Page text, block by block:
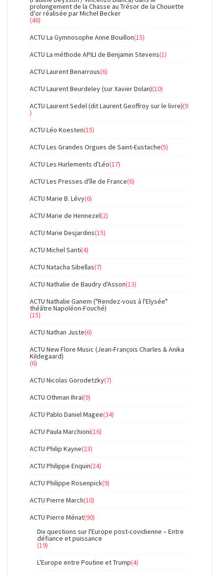
prolongement de la Chasse au Trésor de la Chouette
d'or réalisée par Michel Becker
(46)
ACTU La Gymnosophe Anne Bouillon(15)
ACTU La méthode APILI de Benjamin Stevens(1)
ACTU Laurent Benarrous(6)
ACTU Laurent Beurdeley (sur Xavier Dolan)(10)
ACTU Laurent Sedel (dit Laurent Geoffroy sur le livre)(9
)
ACTU Léo Koesten(15)
ACTU Les Grandes Orgues de Saint-Eustache(5)
ACTU Les Hurlements d'Léo(17)
ACTU Les Presses d'île de France(6)
ACTU Marie B. Lévy(6)
ACTU Marie de Hennezel(2)
ACTU Marie Desjardins(15)
ACTU Michel Santi(4)
ACTU Natacha Sibellas(7)
ACTU Nathalie de Baudry d'Asson(13)
ACTU Nathalie Ganem ("Rendez-vous à l'Elysée"
théâtre Napoléon-Fouché)
(15)
ACTU Nathan Juste(6)
ACTU New Flore Music (Jean-François Charles & Anika
Kildegaard)
(6)
ACTU Nicolas Gorodetzky(7)
ACTU Othman Ihraï(9)
ACTU Pablo Daniel Magee(34)
ACTU Paula Marchioni(16)
ACTU Philip Kayne(23)
ACTU Philippe Enquin(24)
ACTU Philippe Rosenpick(9)
ACTU Pierre March(10)
ACTU Pierre Ménat(90)
Dix questions sur l'Europe post-covidienne – Entre
défiance et puissance
(19)
L'Europe entre Poutine et Trump(4)